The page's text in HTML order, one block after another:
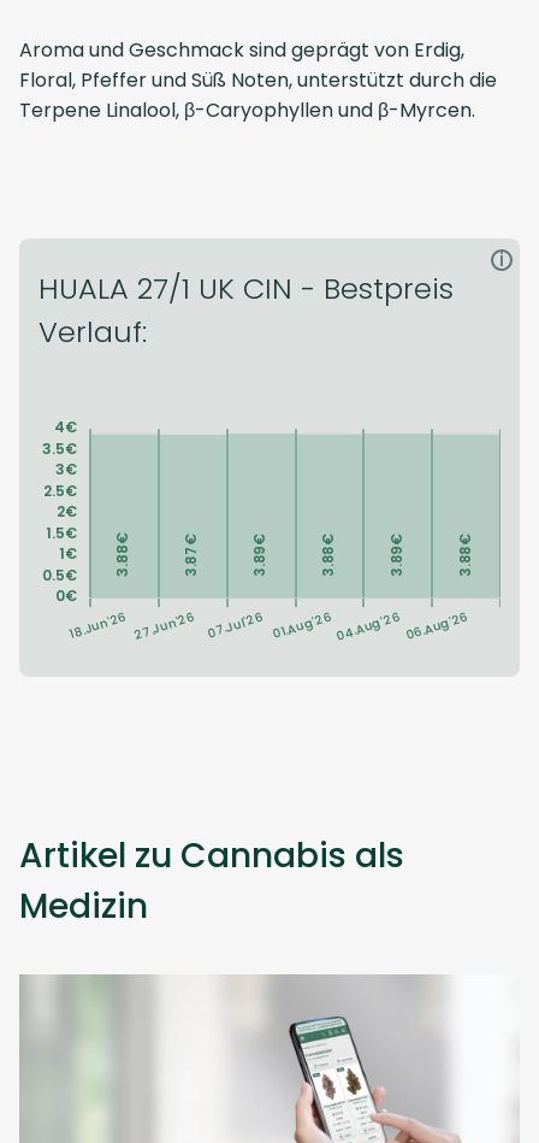
Aroma und Geschmack sind geprägt von Erdig,
Floral, Pfeffer und Süß Noten, unterstützt durch die
Terpene Linalool, β-Caryophyllen und β-Myrcen.
HUALA 27/1 UK CIN - Bestpreis
Verlauf:
i
Artikel zu Cannabis als
Medizin